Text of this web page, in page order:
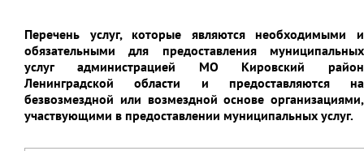
Перечень услуг, которые являются необходимыми и
обязательными для предоставления муниципальных
услуг администрацией МО Кировский район
Ленинградской области и предоставляются на
безвозмездной или возмездной основе организациями,
участвующими в предоставлении муниципальных услуг.